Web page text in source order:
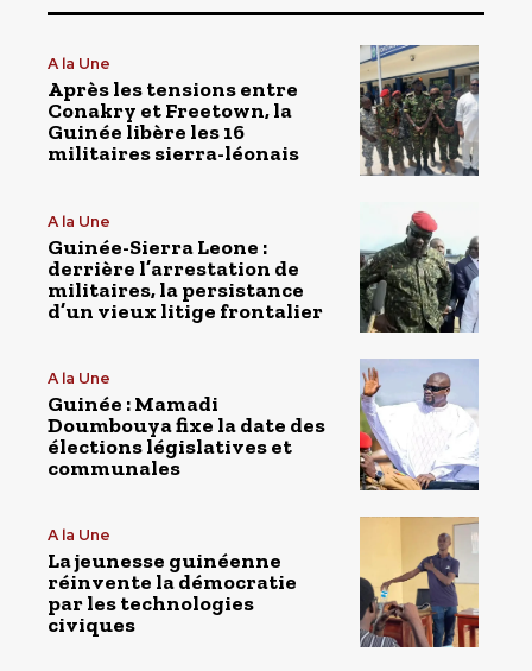
A la Une
Après les tensions entre
Conakry et Freetown, la
Guinée libère les 16
militaires sierra-léonais
A la Une
Guinée-Sierra Leone :
derrière l’arrestation de
militaires, la persistance
d’un vieux litige frontalier
A la Une
Guinée : Mamadi
Doumbouya fixe la date des
élections législatives et
communales
A la Une
La jeunesse guinéenne
réinvente la démocratie
par les technologies
civiques